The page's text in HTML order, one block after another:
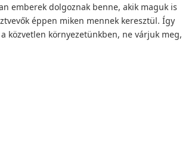
emberek dolgoznak benne, akik maguk is
éppen miken mennek keresztül. Így
közvetlen környezetünkben, ne várjuk meg,